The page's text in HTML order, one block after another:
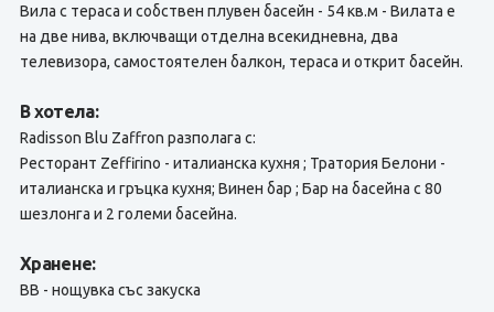
Вила с тераса и собствен плувен басейн - 54 кв.м - Вилата е
на две нива, включващи отделна всекидневна, два
телевизора, самостоятелен балкон, тераса и открит басейн.
В хотела:
Radisson Blu Zaffron разполага с:
Ресторант Zeffirino - италианска кухня ; Тратория Белони -
италианска и гръцка кухня; Винен бар ; Бар на басейна с 80
шезлонга и 2 големи басейна.
Хранене:
BB - нощувка със закуска